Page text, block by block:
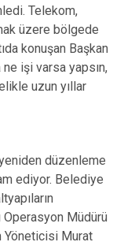
Telekom,
üzere bölgede
konuşan Başkan
işi varsa yapsın,
uzun yıllar
düzenleme
ediyor. Belediye
Müdürü
Yöneticisi Murat